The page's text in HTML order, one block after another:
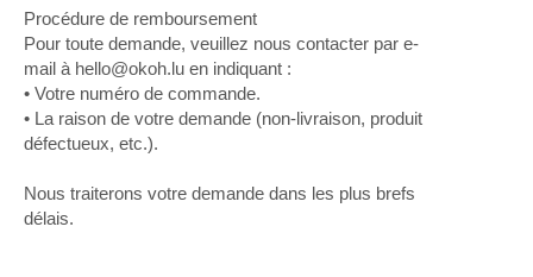
Procédure de remboursement
Pour toute demande, veuillez nous contacter par e-
mail à hello@okoh.lu en indiquant :
• Votre numéro de commande.
• La raison de votre demande (non-livraison, produit
défectueux, etc.).
Nous traiterons votre demande dans les plus brefs
délais.